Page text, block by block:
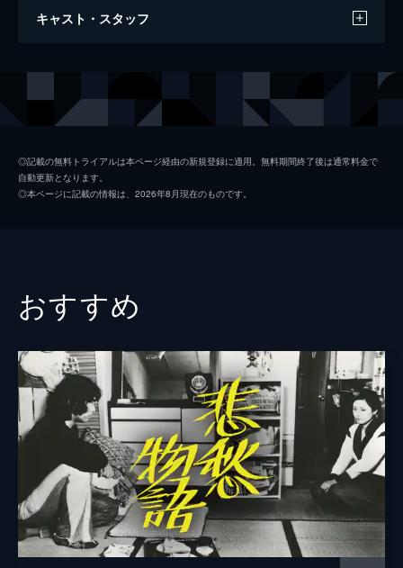
-北村透谷-わが冬の歌
キャスト・スタッフ
北村美恵 田中真理
山路愛山 堀内正美
秋山国三郎 松田修
川上音二郎 なぎらけんいち
石坂昌孝 久米明
樋口一葉 藤真利子
石坂公歴 沖雅也
監督 山口清一郎
◎記載の無料トライアルは本ページ経由の新規登録に適用。無料期間終了後は通常料金で
自動更新となります。
◎本ページに記載の情報は、2026年8月現在のものです。
おすすめ